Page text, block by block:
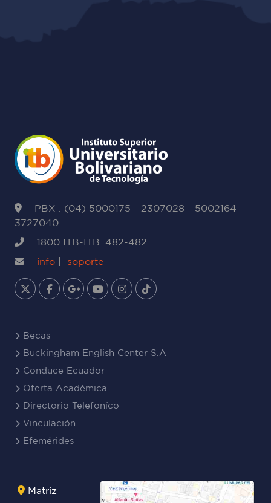
PBX : (04) 5000175 - 2307028 - 5002164 -
3727040
1800 ITB-ITB: 482-482
info
soporte
Becas
Buckingham English Center S.A
Conduce Ecuador
Oferta Académica
Directorio Telefoníco
Vinculación
Efemérides
Matriz